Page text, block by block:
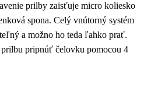
prilby zaisťuje micro koliesko
spona. Celý vnútorný systém
a možno ho teda ľahko prať.
prilbu pripnúť čelovku pomocou 4